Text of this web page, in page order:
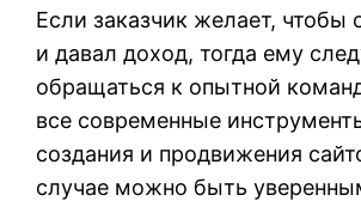
Если заказчик желает, чтобы
и давал доход, тогда ему
обращаться к опытной
все современные
создания и продвижения
случае можно быть